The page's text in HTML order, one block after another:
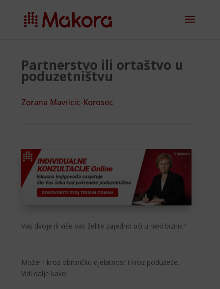
Partnerstvo ili ortaštvo u
poduzetništvu
Zorana Mavricic-Korosec
Vas dvoje ili više vas želite zajedno ući u neki biznis?
Može! I kroz obrtničku djelatnost i kroz poduzeće.
Vidi dalje kako: